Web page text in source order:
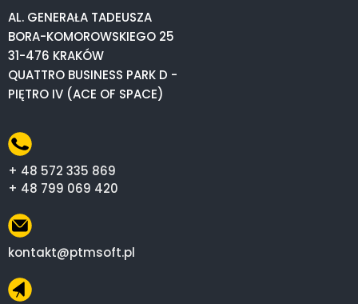
AL. GENERAŁA TADEUSZA
BORA-KOMOROWSKIEGO 25
31-476 KRAKÓW
QUATTRO BUSINESS PARK D -
PIĘTRO IV (ACE OF SPACE)
+ 48 572 335 869
+ 48 799 069 420
kontakt@ptmsoft.pl